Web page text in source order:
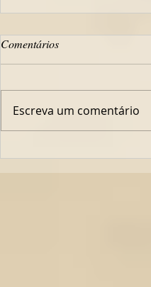
Comentários
Escreva um comentário